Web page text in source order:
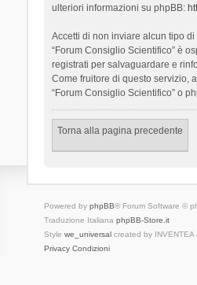
ulteriori informazioni su phpBB:
Accetti di non inviare alcun tipo
“Forum Consiglio Scientifico” è
registrati per salvaguardare e
Come fruitore di questo servizio,
“Forum Consiglio Scientifico” o
Torna alla pagina precedente
Powered by phpBB® Forum Software ©
Traduzione Italiana phpBB-Store.it
Style we_universalcreated by INVENTEA
Privacy Condizioni